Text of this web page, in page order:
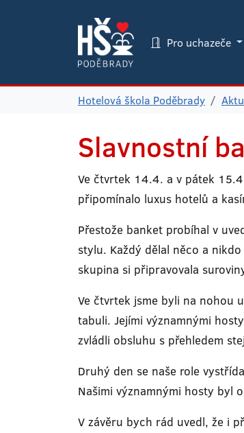
Pro uchazeče
Hotelová škola Poděbrady
Slavnostní
Ve čtvrtek 14.4. a v pátek
připomínalo luxus hotelů a
Přestože banket probíhal v
stylu. Každý dělal něco a
skupina si připravovala
Ve čtvrtek jsme byli na nohou
tabuli. Jejími významnými
zvládli obsluhu s přehledem
Druhý den se naše role
Našimi významnými hosty byl
V závěru bych rád uvedl, že i